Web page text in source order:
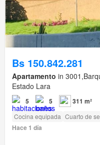
Bs 150.842.281
Apartamento in
Estado Lara
5 5 311 m²
Cocina equipada Cuarto de
Hace 1 día